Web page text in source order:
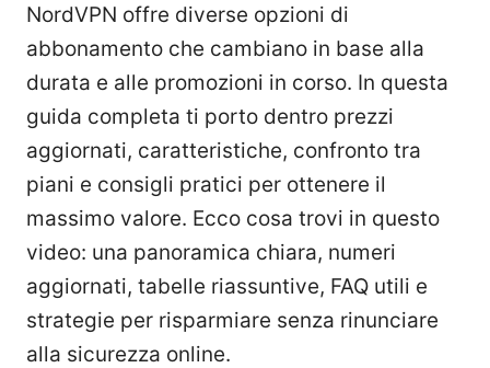
NordVPN offre diverse opzioni di
abbonamento che cambiano in base alla
durata e alle promozioni in corso. In questa
guida completa ti porto dentro prezzi
aggiornati, caratteristiche, confronto tra
piani e consigli pratici per ottenere il
massimo valore. Ecco cosa trovi in questo
video: una panoramica chiara, numeri
aggiornati, tabelle riassuntive, FAQ utili e
strategie per risparmiare senza rinunciare
alla sicurezza online.